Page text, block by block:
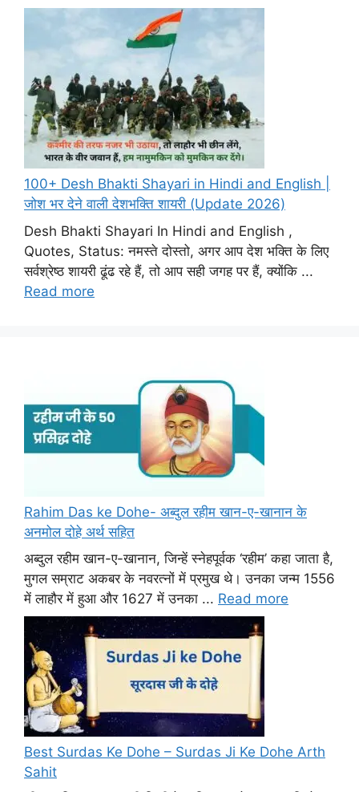
100+ Desh Bhakti Shayari in Hindi and English |
जोश भर देने वाली देशभक्ति शायरी (Update 2026)
Desh Bhakti Shayari In Hindi and English ,
Quotes, Status: नमस्ते दोस्तो, अगर आप देश भक्ति के लिए
सर्वश्रेष्ठ शायरी ढूंढ रहे हैं, तो आप सही जगह पर हैं, क्योंकि ...
Read more
Rahim Das ke Dohe- अब्दुल रहीम खान-ए-खानान के
अनमोल दोहे अर्थ सहित
अब्दुल रहीम खान-ए-खानान, जिन्हें स्नेहपूर्वक ‘रहीम’ कहा जाता है,
मुगल सम्राट अकबर के नवरत्नों में प्रमुख थे। उनका जन्म 1556
में लाहौर में हुआ और 1627 में उनका ... Read more
Best Surdas Ke Dohe – Surdas Ji Ke Dohe Arth
Sahit